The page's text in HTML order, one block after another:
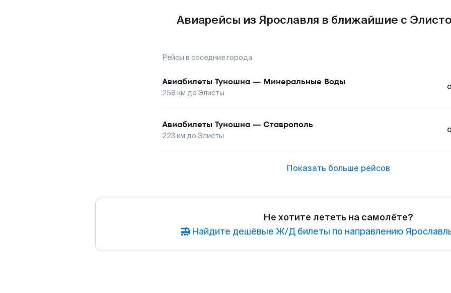
Авиарейсы из Ярославля в ближайшие с
Рейсы в соседние города
Авиабилеты Туношна — Минеральные Воды
258 км до Элисты
Авиабилеты Туношна — Ставрополь
223 км до Элисты
Показать больше рейсов
Не хотите лететь на самолёте?
Найдите дешёвые Ж/Д билеты по направлению